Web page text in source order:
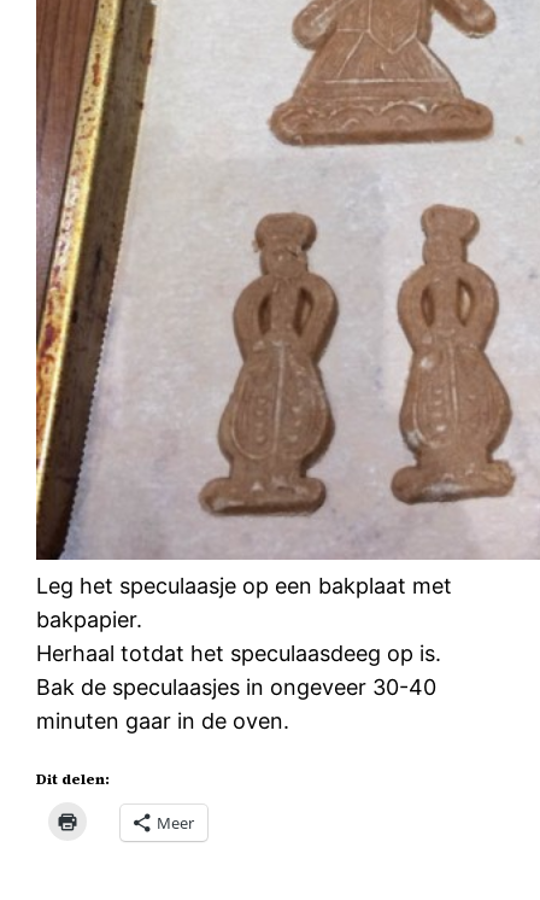
Leg het speculaasje op een bakplaat met
bakpapier.
Herhaal totdat het speculaasdeeg op is.
Bak de speculaasjes in ongeveer 30-40
minuten gaar in de oven.
Dit delen:
Meer